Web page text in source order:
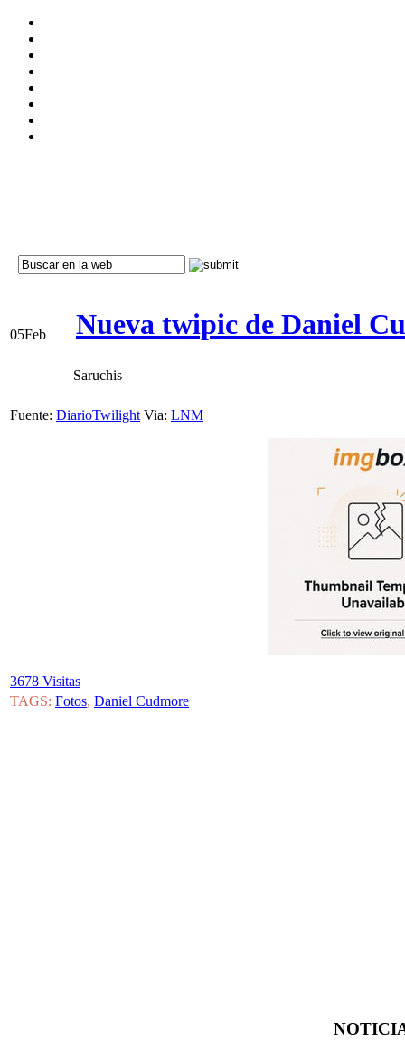
05Feb Nueva twipic de Daniel
Saruchis
Fuente: DiarioTwilight Via: LNM
3678 Visitas
TAGS: Fotos, Daniel Cudmore